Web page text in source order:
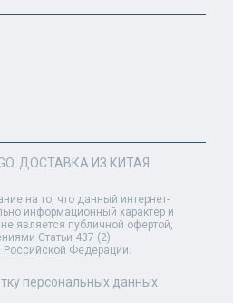
. ДОСТАВКА ИЗ КИТАЯ
на то, что данный интернет-
информационный характер и
является публичной офертой,
Статьи 437 (2)
Российской Федерации.
персональных данных